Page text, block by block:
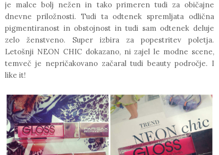
je malce bolj nežen in tako primeren tudi za običajne
dnevne priložnosti. Tudi ta odtenek spremljata odlična
pigmentiranost in obstojnost in tudi sam odtenek deluje
zelo ženstveno. Super izbira za popestritev poletja.
Letošnji NEON CHIC dokazano, ni zajel le modne scene,
temveč je nepričakovano začaral tudi beauty področje. I
like it!